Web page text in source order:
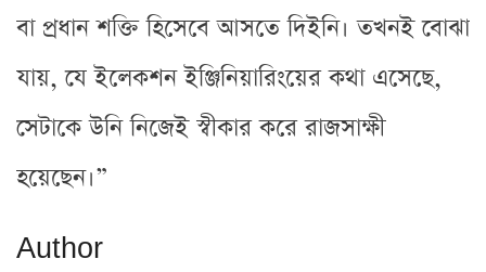
বা প্রধান শক্তি হিসেবে আসতে দিইনি। তখনই বোঝা
যায়, যে ইলেকশন ইঞ্জিনিয়ারিংয়ের কথা এসেছে,
সেটাকে উনি নিজেই স্বীকার করে রাজসাক্ষী
হয়েছেন।”
Author